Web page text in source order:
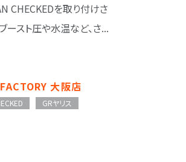
CHECKEDを取り付けさ
ースト圧や水温など、さ...
大阪店
GRヤリス